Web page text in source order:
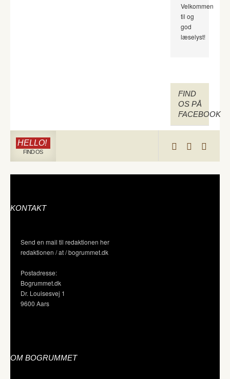
Velkommen
til og
god
læselyst!
FIND
OS PÅ
FACEBOOK
HELLO!
FIND OS
KONTAKT
Send en mail til redaktionen her
redaktionen / at / bogrummet.dk
Postadresse:
Bogrummet.dk
Dr. Louisesvej 1
9600 Aars
OM BOGRUMMET